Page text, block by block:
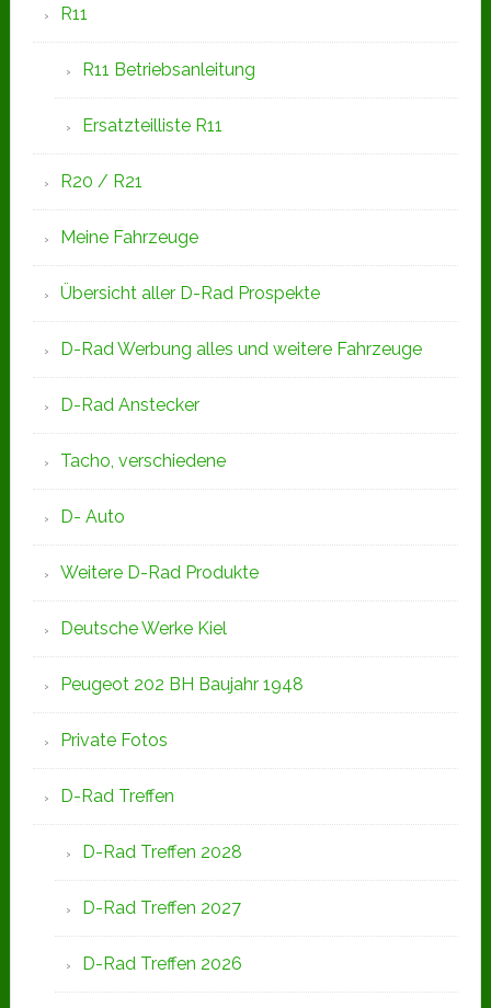
R11
R11 Betriebsanleitung
Ersatzteilliste R11
R20 / R21
Meine Fahrzeuge
Übersicht aller D-Rad Prospekte
D-Rad Werbung alles und weitere Fahrzeuge
D-Rad Anstecker
Tacho, verschiedene
D- Auto
Weitere D-Rad Produkte
Deutsche Werke Kiel
Peugeot 202 BH Baujahr 1948
Private Fotos
D-Rad Treffen
D-Rad Treffen 2028
D-Rad Treffen 2027
D-Rad Treffen 2026